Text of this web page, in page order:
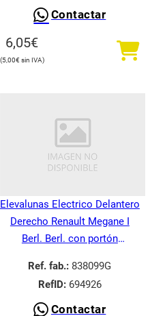
Contactar
6,05€
5,00€
Elevalunas Electrico Delantero
Derecho Renault Megane I
Berl. Berl. con portón
Ref. fab.: 838099G
RefID:694926
Contactar